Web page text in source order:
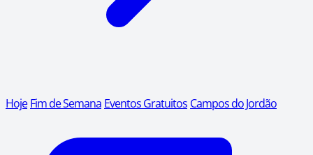
Hoje Fim de Semana Eventos Gratuitos Campos do Jordão